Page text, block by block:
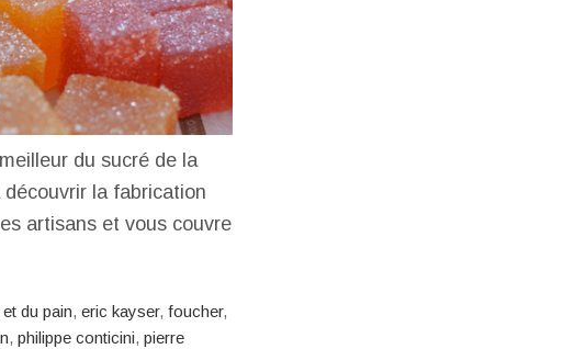
du sucré de la
découvrir la fabrication
artisans et vous couvre
du pain, eric kayser, foucher,
, philippe conticini, pierre